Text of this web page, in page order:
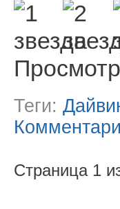
Теги:
Страница 1